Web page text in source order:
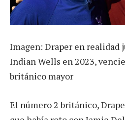
Imagen: Draper en realidad
Indian Wells en 2023,
británico mayor
El número 2 británico,